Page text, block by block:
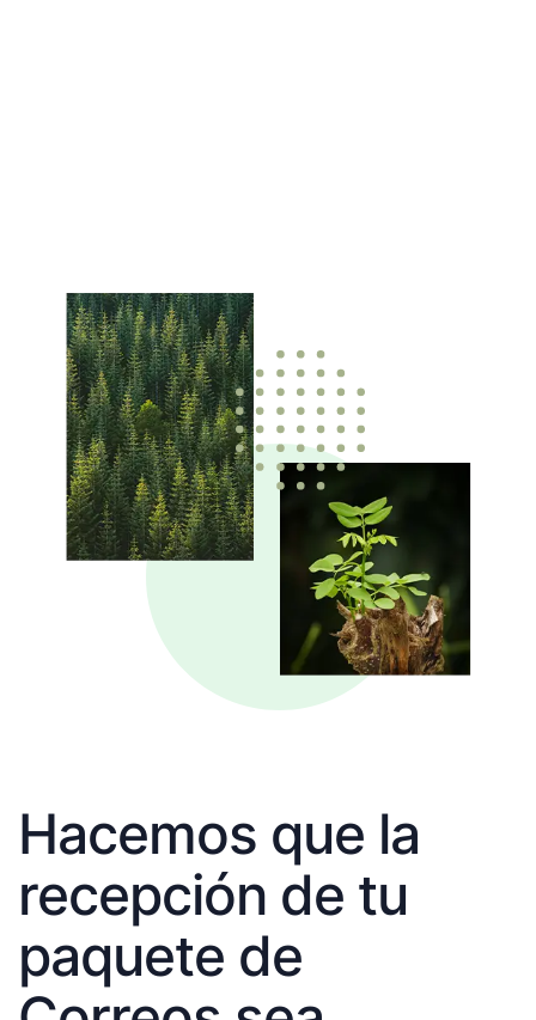
Hacemos que la
recepción de tu
paquete de